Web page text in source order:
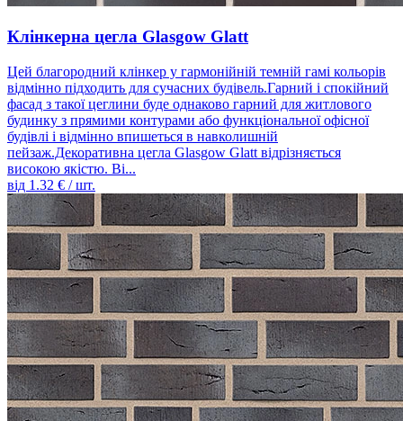
Клінкерна цегла Glasgow Glatt
Цей благородний клінкер у гармонійній темній гамі кольорів
відмінно підходить для сучасних будівель.Гарний і спокійний
фасад з такої цеглини буде однаково гарний для житлового
будинку з прямими контурами або функціональної офісної
будівлі і відмінно впишеться в навколишній
пейзаж.Декоративна цегла Glasgow Glatt відрізняється
високою якістю. Ві...
від 1.32 € / шт.